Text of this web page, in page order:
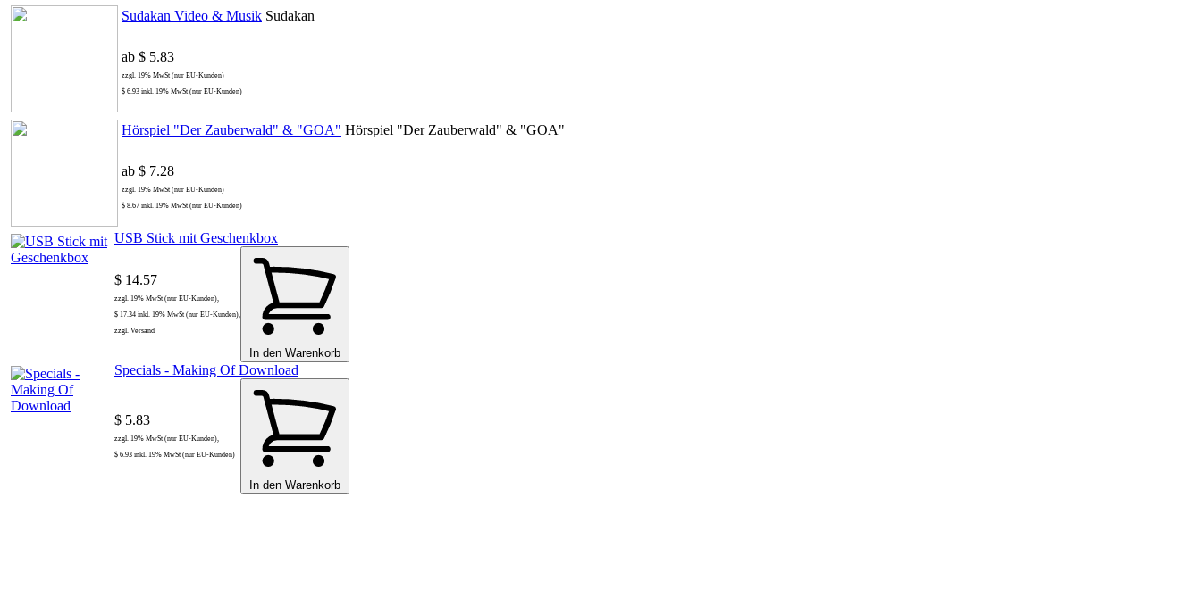
Sudakan Video & Musik Sudakan
ab $ 5.83
zzgl. 19% MwSt (nur EU-Kunden)
$ 6.93 inkl. 19% MwSt (nur EU-Kunden)
Hörspiel "Der Zauberwald" & "GOA" Hörspiel "Der Zauberwald" & "GOA"
ab $ 7.28
zzgl. 19% MwSt (nur EU-Kunden)
$ 8.67 inkl. 19% MwSt (nur EU-Kunden)
USB Stick mit Geschenkbox
$ 14.57
zzgl. 19% MwSt (nur EU-Kunden),
$ 17.34 inkl. 19% MwSt (nur EU-Kunden),
zzgl. Versand
In den Warenkorb
Specials - Making Of Download
$ 5.83
zzgl. 19% MwSt (nur EU-Kunden),
$ 6.93 inkl. 19% MwSt (nur EU-Kunden)
In den Warenkorb